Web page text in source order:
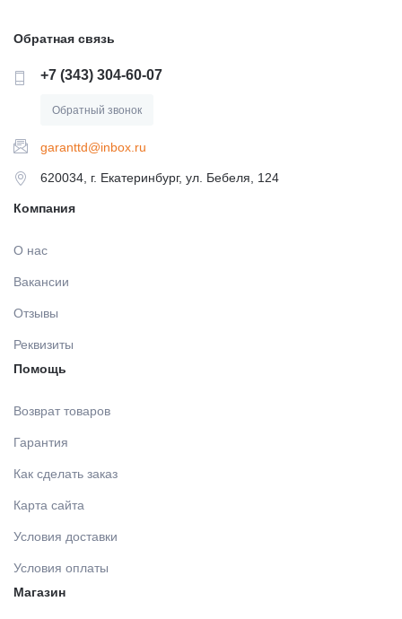
Обратная связь
+7 (343) 304-60-07
Обратный звонок
garanttd@inbox.ru
620034, г. Екатеринбург, ул. Бебеля, 124
Компания
О нас
Вакансии
Отзывы
Реквизиты
Помощь
Возврат товаров
Гарантия
Как сделать заказ
Карта сайта
Условия доставки
Условия оплаты
Магазин